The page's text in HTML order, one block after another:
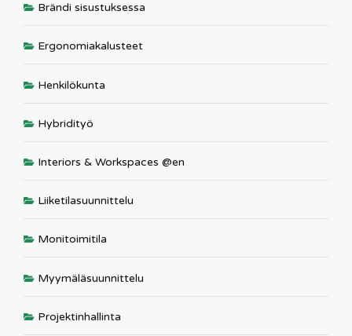
Brändi sisustuksessa
Ergonomiakalusteet
Henkilökunta
Hybridityö
Interiors & Workspaces @en
Liiketilasuunnittelu
Monitoimitila
Myymäläsuunnittelu
Projektinhallinta